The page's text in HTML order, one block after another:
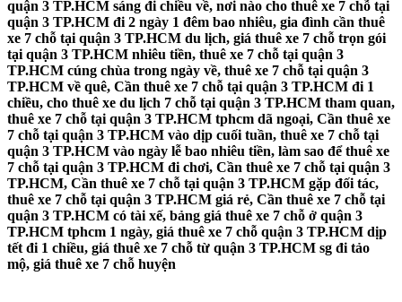
quận 3 TP.HCM sáng đi chiều về, nơi nào cho thuê xe 7 chỗ tại
quận 3 TP.HCM đi 2 ngày 1 đêm bao nhiêu, gia đình cần thuê
xe 7 chỗ tại quận 3 TP.HCM du lịch, giá thuê xe 7 chỗ trọn gói
tại quận 3 TP.HCM nhiêu tiền, thuê xe 7 chỗ tại quận 3
TP.HCM cúng chùa trong ngày về, thuê xe 7 chỗ tại quận 3
TP.HCM về quê, Cần thuê xe 7 chỗ tại quận 3 TP.HCM đi 1
chiều, cho thuê xe du lịch 7 chỗ tại quận 3 TP.HCM tham quan,
thuê xe 7 chỗ tại quận 3 TP.HCM tphcm dã ngoại, Cần thuê xe
7 chỗ tại quận 3 TP.HCM vào dịp cuối tuần, thuê xe 7 chỗ tại
quận 3 TP.HCM vào ngày lễ bao nhiêu tiền, làm sao để thuê xe
7 chỗ tại quận 3 TP.HCM đi chơi, Cần thuê xe 7 chỗ tại quận 3
TP.HCM, Cần thuê xe 7 chỗ tại quận 3 TP.HCM gặp đối tác,
thuê xe 7 chỗ tại quận 3 TP.HCM giá rẻ, Cần thuê xe 7 chỗ tại
quận 3 TP.HCM có tài xế, bảng giá thuê xe 7 chỗ ở quận 3
TP.HCM tphcm 1 ngày, giá thuê xe 7 chỗ quận 3 TP.HCM dịp
tết đi 1 chiều, giá thuê xe 7 chỗ từ quận 3 TP.HCM sg đi tảo
mộ, giá thuê xe 7 chỗ huyện